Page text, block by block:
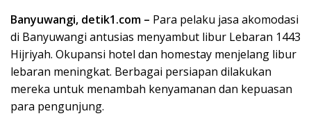
Banyuwangi, detik1.com – Para pelaku jasa akomodasi
di Banyuwangi antusias menyambut libur Lebaran 1443
Hijriyah. Okupansi hotel dan homestay menjelang libur
lebaran meningkat. Berbagai persiapan dilakukan
mereka untuk menambah kenyamanan dan kepuasan
para pengunjung.